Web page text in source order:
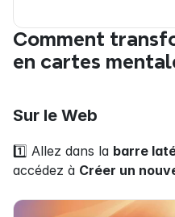
Comment
en cartes
Sur le Web
1️⃣ Allez dans la barre
accédez à Créer un